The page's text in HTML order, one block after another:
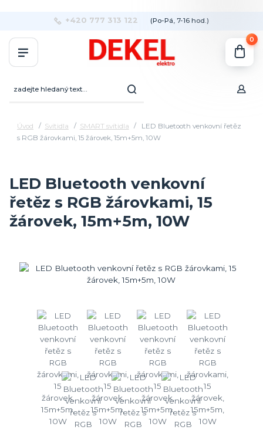
+420 777 313 122 (Po-Pá, 7-16 hod.)
0
Úvod Svítidla SMART svítidla
LED Bluetooth venkovní řetěz
s RGB žárovkami, 15 žárovek, 15m+5m, 10W
LED Bluetooth venkovní
řetěz s RGB žárovkami, 15
žárovek, 15m+5m, 10W